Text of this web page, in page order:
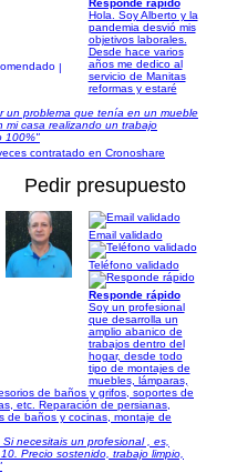
|
Responde rápido
Hola. Soy Alberto y la
pandemia desvió mis
objetivos laborales.
Desde hace varios
años me dedico al
servicio de Manitas
reformas y estaré
un problema que tenía en un mueble
mi casa realizando un trabajo
100%"
contratado en Cronoshare
Pedir presupuesto
Email validado
Teléfono validado
Responde rápido
Soy un profesional
que desarrolla un
amplio abanico de
trabajos dentro del
hogar, desde todo
tipo de montajes de
muebles, lámparas,
de baños y grifos, soportes de
etc. Reparación de persianas,
de baños y cocinas, montaje de
necesitais un profesional , es,
Precio sostenido, trabajo limpio,